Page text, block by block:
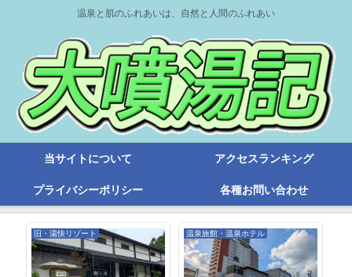
温泉と肌のふれあいは、自然と人間のふれあい
当サイトについて アクセスランキング
プライバシーポリシー 各種お問い合わせ
旧・湯快リゾート 温泉旅館・温泉ホテル